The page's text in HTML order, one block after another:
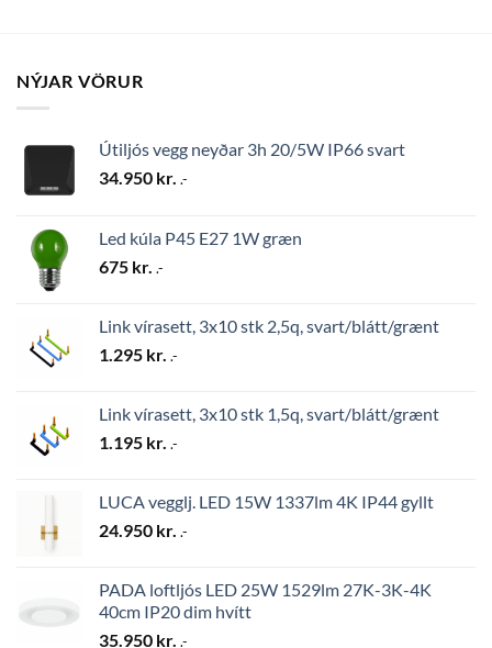
NÝJAR VÖRUR
Útiljós vegg neyðar 3h 20/5W IP66 svart
34.950 kr. .-
Led kúla P45 E27 1W græn
675 kr. .-
Link vírasett, 3x10 stk 2,5q, svart/blátt/grænt
1.295 kr. .-
Link vírasett, 3x10 stk 1,5q, svart/blátt/grænt
1.195 kr. .-
LUCA vegglj. LED 15W 1337lm 4K IP44 gyllt
24.950 kr. .-
PADA loftljós LED 25W 1529lm 27K-3K-4K
40cm IP20 dim hvítt
35.950 kr. .-